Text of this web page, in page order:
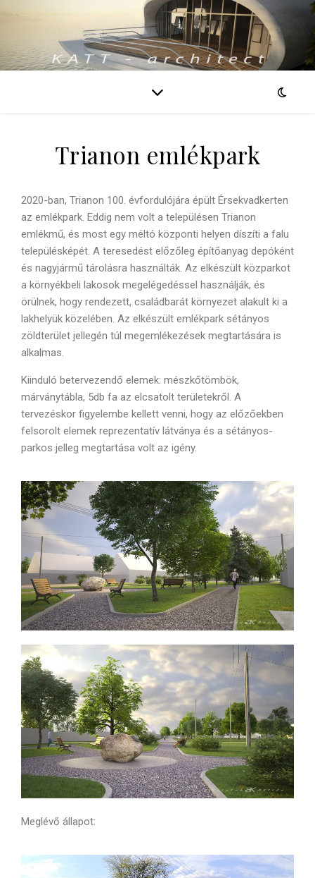
Trianon emlékpark
2020-ban, Trianon 100. évfordulójára épült Érsekvadkerten
az emlékpark. Eddig nem volt a településen Trianon
emlékmű, és most egy méltó központi helyen díszíti a falu
településképét. A teresedést előzőleg építőanyag depóként
és nagyjármű tárolásra használták. Az elkészült közparkot
a környékbeli lakosok megelégedéssel használják, és
örülnek, hogy rendezett, családbarát környezet alakult ki a
lakhelyük közelében. Az elkészült emlékpark sétányos
zöldterület jellegén túl megemlékezések megtartására is
alkalmas.
Kiinduló betervezendő elemek: mészkőtömbök,
márványtábla, 5db fa az elcsatolt területekről. A
tervezéskor figyelembe kellett venni, hogy az előzőekben
felsorolt elemek reprezentatív látványa és a sétányos-
parkos jelleg megtartása volt az igény.
Meglévő állapot: